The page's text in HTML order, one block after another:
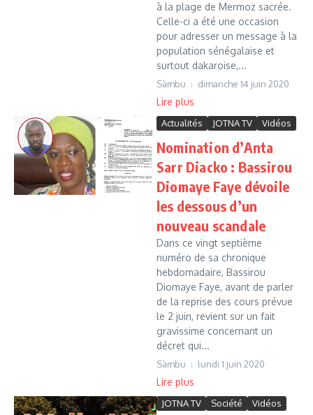
à la plage de Mermoz sacrée.
Celle-ci a été une occasion
pour adresser un message à la
population sénégalaise et
surtout dakaroise,...
Sàmbu dimanche 14 juin 2020
Lire plus
Actualités JOTNA TV Vidéos
Nomination d’Anta
Sarr Diacko : Bassirou
Diomaye Faye dévoile
les dessous d’un
nouveau scandale
Dans ce vingt septième
numéro de sa chronique
hebdomadaire, Bassirou
Diomaye Faye, avant de parler
de la reprise des cours prévue
le 2 juin, revient sur un fait
gravissime concernant un
décret qui...
Sàmbu lundi 1 juin 2020
Lire plus
JOTNA TV Société Vidéos